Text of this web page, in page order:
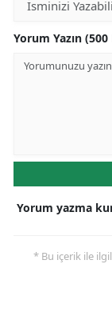
Yorum Yazın
Yorum yazma
* Bu içerik ile